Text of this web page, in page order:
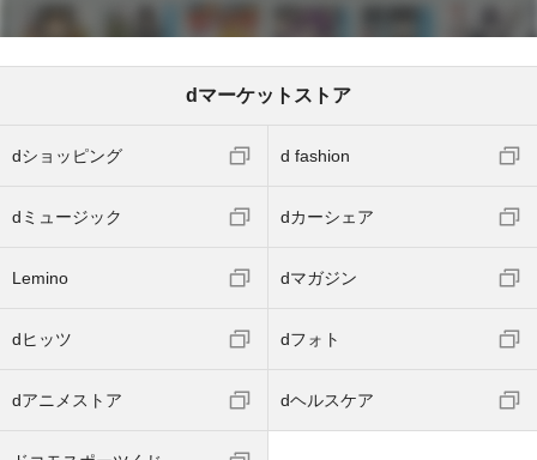
dマーケットストア
dショッピング d fashion
dミュージック dカーシェア
Lemino dマガジン
dヒッツ dフォト
dアニメストア dヘルスケア